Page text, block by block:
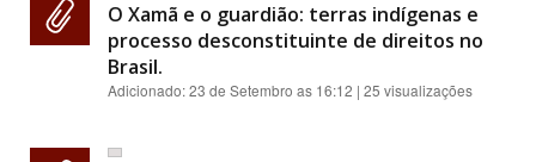
O Xamã e o guardião: terras indígenas e
processo desconstituinte de direitos no
Brasil.
Adicionado:23 de Setembro as 16:12 | 25 visualizações